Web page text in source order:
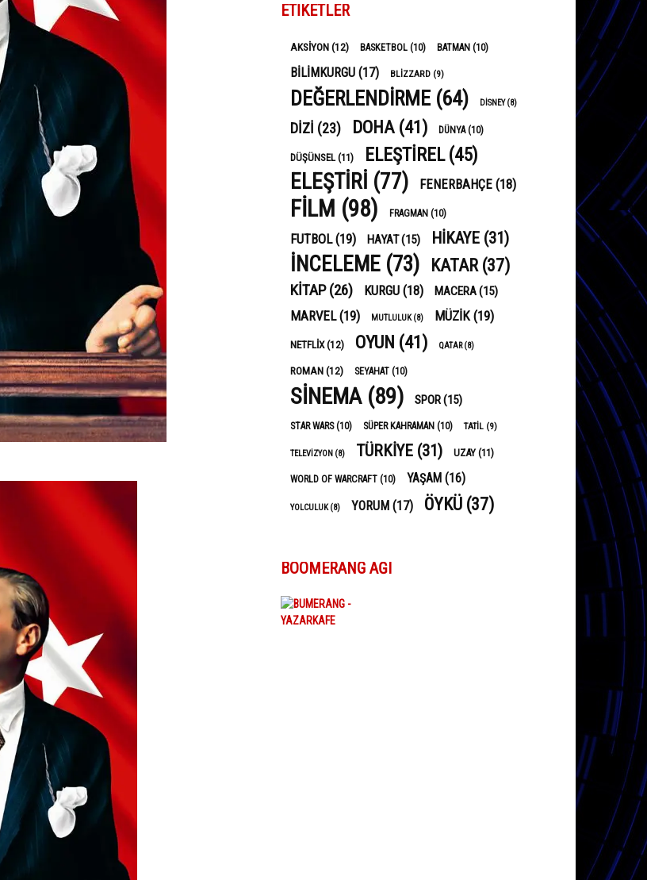
ETIKETLER
AKSIYON(12) BASKETBOL (10) BATMAN (10)
BILIMKURGU (17) BLIZZARD (9)
DEĞERLENDIRME (64) DISNEY(8)
DIZI (23) DOHA (41) DÜNYA(10)
DÜŞÜNSEL(11) ELEŞTIREL(45)
ELEŞTIRI (77) FENERBAHÇE (18)
FILM (98) FRAGMAN (10)
FUTBOL(19) HAYAT(15) HIKAYE (31)
INCELEME (73) KATAR(37)
KITAP(26) KURGU (18) MACERA(15)
MARVEL(19) MUTLULUK(8) MÜZIK(19)
NETFLIX(12) OYUN (41) QATAR(8)
ROMAN(12) SEYAHAT (10)
SINEMA(89) SPOR(15)
STAR WARS(10) SÜPER KAHRAMAN (10) TATIL (9)
TELEVIZYON (8) TÜRKIYE (31) UZAY (11)
WORLD OF WARCRAFT (10) YAŞAM (16)
YOLCULUK(8) YORUM (17) ÖYKÜ (37)
BOOMERANG AĞI